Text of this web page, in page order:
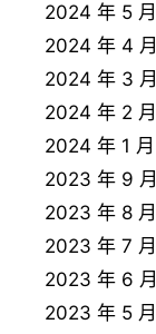
2024 年 5 月
2024 年 4 月
2024 年 3 月
2024 年 2 月
2024 年 1 月
2023 年 9 月
2023 年 8 月
2023 年 7 月
2023 年 6 月
2023 年 5 月